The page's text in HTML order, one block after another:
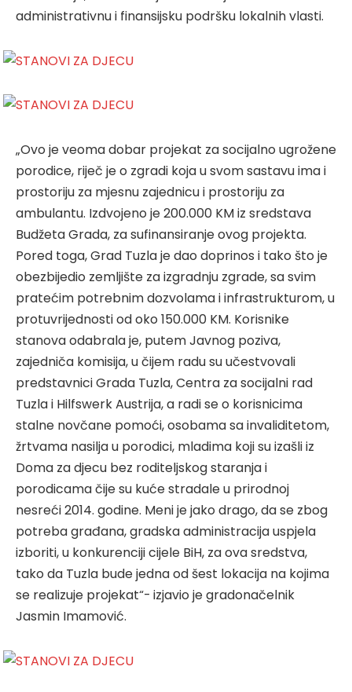
administrativnu i finansijsku podršku lokalnih vlasti.
„Ovo je veoma dobar projekat za socijalno ugrožene
porodice, riječ je o zgradi koja u svom sastavu ima i
prostoriju za mjesnu zajednicu i prostoriju za
ambulantu. Izdvojeno je 200.000 KM iz sredstava
Budžeta Grada, za sufinansiranje ovog projekta.
Pored toga, Grad Tuzla je dao doprinos i tako što je
obezbijedio zemljište za izgradnju zgrade, sa svim
pratećim potrebnim dozvolama i infrastrukturom, u
protuvrijednosti od oko 150.000 KM. Korisnike
stanova odabrala je, putem Javnog poziva,
zajedniča komisija, u čijem radu su učestvovali
predstavnici Grada Tuzla, Centra za socijalni rad
Tuzla i Hilfswerk Austrija, a radi se o korisnicima
stalne novčane pomoći, osobama sa invaliditetom,
žrtvama nasilja u porodici, mladima koji su izašli iz
Doma za djecu bez roditeljskog staranja i
porodicama čije su kuće stradale u prirodnoj
nesreći 2014. godine. Meni je jako drago, da se zbog
potreba građana, gradska administracija uspjela
izboriti, u konkurenciji cijele BiH, za ova sredstva,
tako da Tuzla bude jedna od šest lokacija na kojima
se realizuje projekat“- izjavio je gradonačelnik
Jasmin Imamović.